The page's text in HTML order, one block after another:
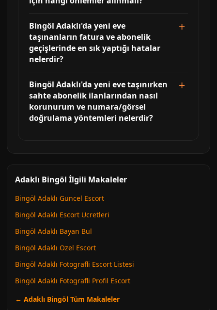
Bingöl Adaklı'da yeni eve
taşınanların fatura ve abonelik
geçişlerinde en sık yaptığı hatalar
nelerdir?
Bingöl Adaklı'da yeni eve taşınırken
sahte abonelik ilanlarından nasıl
korunurum ve numara/görsel
doğrulama yöntemleri nelerdir?
Adaklı Bingöl İlgili Makaleler
Bingöl Adaklı Guncel Escort
Bingöl Adaklı Escort Ucretleri
Bingöl Adaklı Bayan Bul
Bingöl Adaklı Ozel Escort
Bingöl Adaklı Fotografli Escort Listesi
Bingöl Adaklı Fotografli Profil Escort
← Adaklı Bingöl Tüm Makaleler